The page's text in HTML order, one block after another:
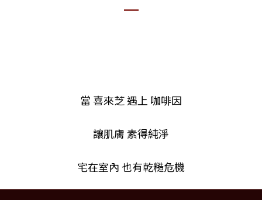
當 喜來芝 遇上 咖啡因
讓肌膚 素得純淨
宅在室內 也有乾糙危機